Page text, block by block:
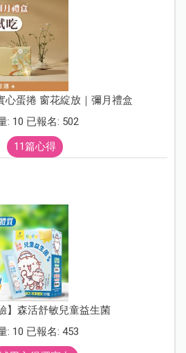
心蛋捲 窗花綻放｜彌月禮盒
: 10 已報名: 502
11篇心得
】森活舒敏兒童益生菌
: 10 已報名: 453